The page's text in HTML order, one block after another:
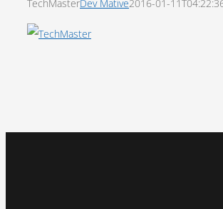
TechMasterDev Mative2016-01-